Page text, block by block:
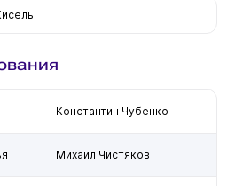
Константин Чубенко
Михаил Чистяков